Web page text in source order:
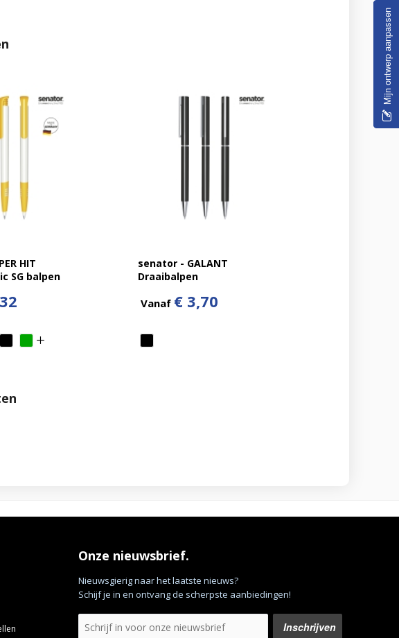
HIT
SG balpen
senator - GALANT
Draaibalpen
Vanaf € 3,70
Onze nieuwsbrief.
Nieuwsgierig naar het laatste nieuws?
Schijf je in en ontvang de scherpste aanbiedingen!